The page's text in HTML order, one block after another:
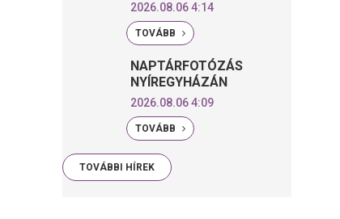
2026.08.06 4:14
TOVÁBB
NAPTÁRFOTÓZÁS
NYÍREGYHÁZÁN
2026.08.06 4:09
TOVÁBB
TOVÁBBI HÍREK